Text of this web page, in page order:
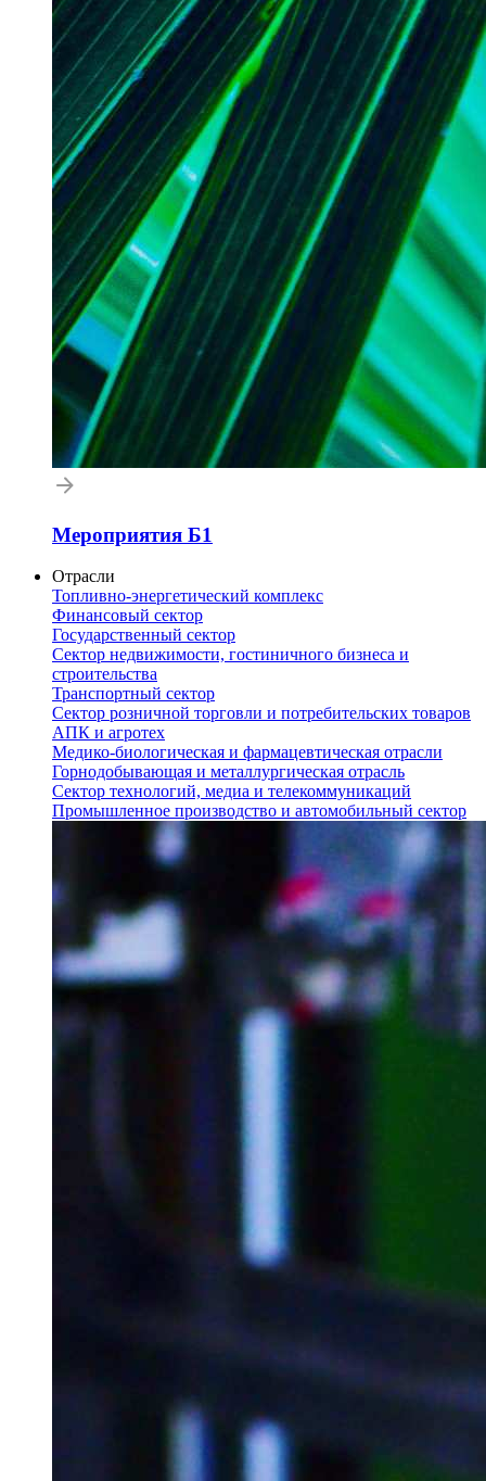
Мероприятия Б1
Отрасли
Топливно-энергетический комплекс
Финансовый сектор
Государственный сектор
Сектор недвижимости, гостиничного бизнеса и
строительства
Транспортный сектор
Сектор розничной торговли и потребительских товаров
АПК и агротех
Медико-биологическая и фармацевтическая отрасли
Горнодобывающая и металлургическая отрасль
Сектор технологий, медиа и телекоммуникаций
Промышленное производство и автомобильный сектор